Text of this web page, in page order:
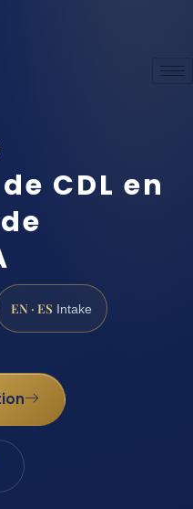
CDL en
EN · ES Intake